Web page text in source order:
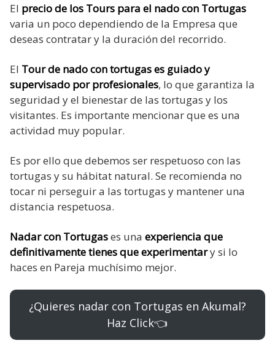
El precio de los Tours para el nado con Tortugas
varia un poco dependiendo de la Empresa que
deseas contratar y la duración del recorrido.
El Tour de nado con tortugas es guiado y
supervisado por profesionales, lo que garantiza la
seguridad y el bienestar de las tortugas y los
visitantes. Es importante mencionar que es una
actividad muy popular.
Es por ello que debemos ser respetuoso con las
tortugas y su hábitat natural. Se recomienda no
tocar ni perseguir a las tortugas y mantener una
distancia respetuosa.
Nadar con Tortugases una experiencia que
definitivamente tienes que experimentary si lo
haces en Pareja muchísimo mejor.
¿Quieres nadar con Tortugas en Akumal?
Haz Click👈